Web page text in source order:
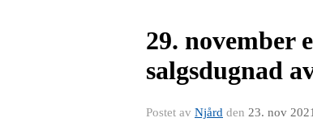
29. november
salgsdugnad
Postet av Njård den 23. nov 2021